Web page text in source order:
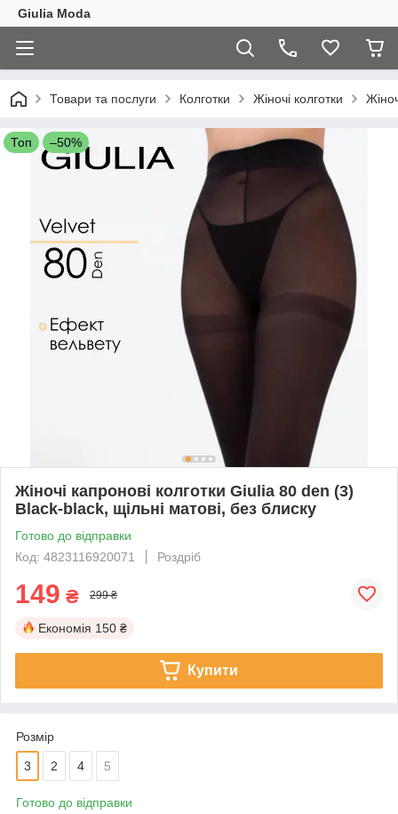
Giulia Moda
Товари та послуги Колготки Жіночі колготки
Топ –50%
Жіночі капронові колготки Giulia 80 den (3)
Black-black, щільні матові, без блиску
Готово до відправки
Код: 4823116920071
Роздріб
149 ₴ 299 ₴
Економія 150 ₴
Купити
Розмір
3 2 4 5
Готово до відправки